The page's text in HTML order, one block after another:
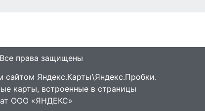
права защищены
сайтом Яндекс.Карты\Яндекс.Пробки.
карты, встроенные в страницы
ООО «ЯНДЕКС»